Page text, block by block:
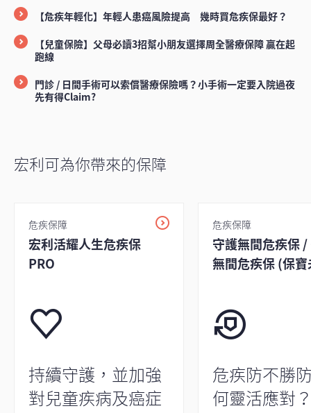
【危疾年輕化】年輕人患癌風險提高 幾時買危疾保最好？
【兒童保險】父母必讀3招幫小朋友選擇周全醫療保障 贏在起
跑線
門診 / 日間手術可以索償醫療保險嗎？小手術一定要入院過夜
先有得Claim?
宏利可為你帶來的保障
危疾保障
宏利活耀人生危疾保
PRO
持續守護，並加強
對兒童疾病及癌症
危疾保障
守護無間危疾保 /
無間危疾保 (保
危疾防不勝
何靈活應對